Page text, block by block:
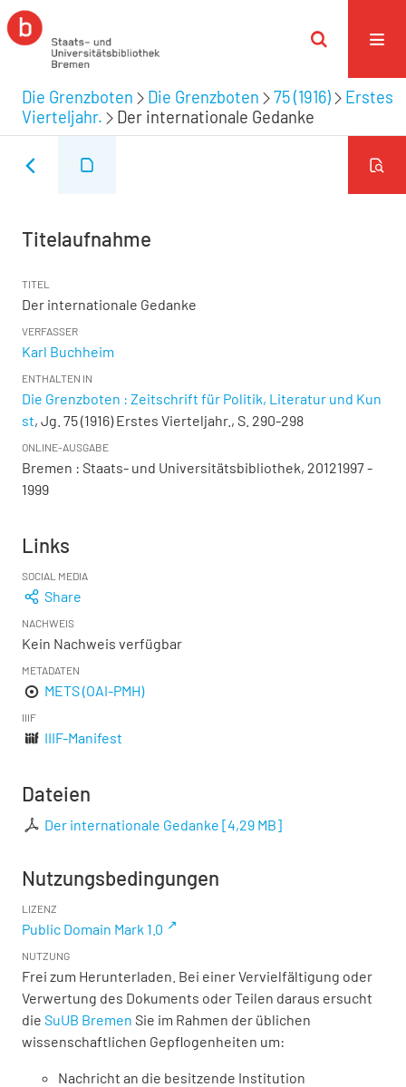
Die Grenzboten Die Grenzboten 75 (1916)
Erstes
Vierteljahr.
Der internationale Gedanke
Titelaufnahme
TITEL
Der internationale Gedanke
VERFASSER
Karl Buchheim
ENTHALTEN IN
Die Grenzboten : Zeitschrift für Politik, Literatur und Kun
st, Jg. 75 (1916) Erstes Vierteljahr., S. 290-298
ONLINE-AUSGABE
Bremen : Staats- und Universitätsbibliothek, 20121997 -
1999
Links
SOCIAL MEDIA
Share
NACHWEIS
Kein Nachweis verfügbar
METADATEN
METS (OAI-PMH)
IIIF
IIIF-Manifest
Dateien
Der internationale Gedanke [4,29 MB]
Nutzungsbedingungen
LIZENZ
Public Domain Mark 1.0
NUTZUNG
Frei zum Herunterladen. Bei einer Vervielfältigung oder
Verwertung des Dokuments oder Teilen daraus ersucht
die SuUB Bremen Sie im Rahmen der üblichen
wissenschaftlichen Gepflogenheiten um:
Nachricht an die besitzende Institution